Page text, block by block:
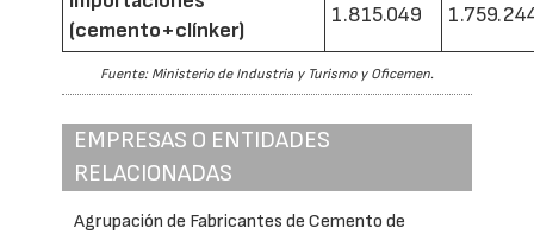
(cemento+clínker)
1.815.049
Fuente: Ministerio de Industria y Turismo y Oficemen.
EMPRESAS O ENTIDADES
RELACIONADAS
Agrupación de Fabricantes de Cemento de